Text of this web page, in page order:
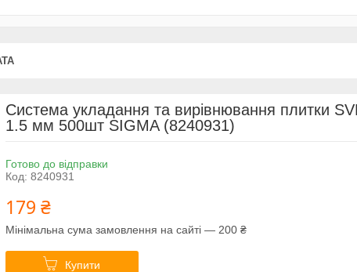
Система укладання та вирівнювання плитки
1.5 мм 500шт SIGMA (8240931)
Готово до відправки
Код: 8240931
179 ₴
Мінімальна сума замовлення на сайті — 200 ₴
Купити